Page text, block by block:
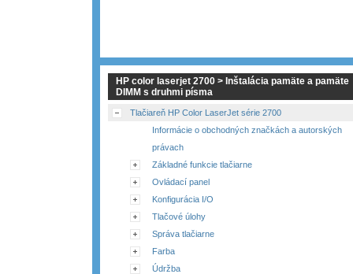
HP color laserjet 2700 > Inštalácia pamäte a pamäte
DIMM s druhmi písma
Tlačiareň HP Color LaserJet série 2700
Informácie o obchodných značkách a autorských
právach
Základné funkcie tlačiarne
Ovládací panel
Konfigurácia I/O
Tlačové úlohy
Správa tlačiarne
Farba
Údržba